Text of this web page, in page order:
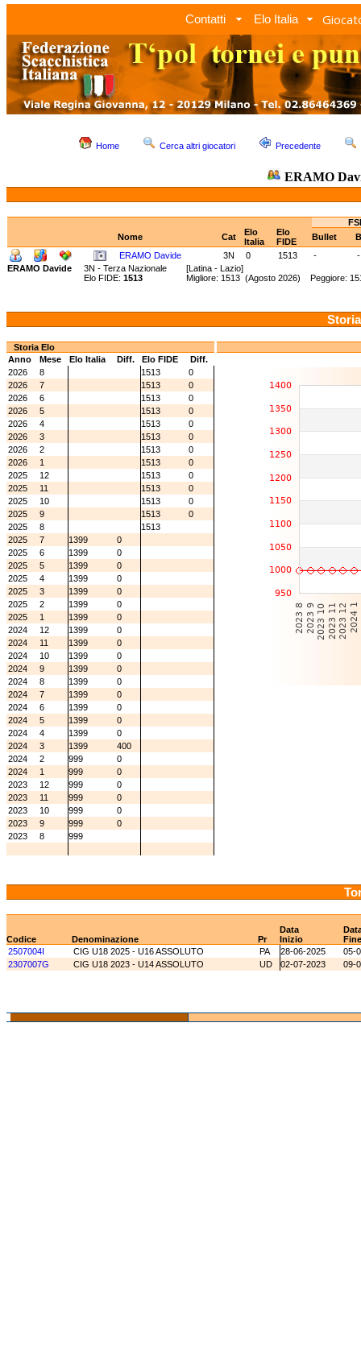
Contatti Elo Italia
Home Cerca altri giocatori Precedente
ERAMO
Nome
Cat
Elo
Italia
Elo
FIDE
Bullet
ERAMO Davide
3N 0 1513 -
-
ERAMO Davide
3N - Terza Nazionale [Latina - Lazio]
Elo FIDE: 1513 Migliore: 1513 (Agosto 2026) Peggiore:
Storia Elo
Anno
Mese Elo Italia Diff. Elo FIDE
Diff.
2026
8 1513
0
2026
7 1513
0
2026
6 1513
0
2026
5 1513
0
2026
4 1513
0
2026
3 1513
0
2026
2 1513
0
2026
1 1513
0
2025
12 1513
0
2025
11 1513
0
2025
10 1513
0
2025
9 1513
0
2025
8
1513
2025
7 1399
0
2025
6 1399
0
2025
5 1399
0
2025
4 1399
0
2025
3 1399
0
2025
2 1399
0
2025
1 1399
0
2024
12 1399
0
2024
11 1399
0
2024
10 1399
0
2024
9 1399
0
2024
8 1399
0
2024
7 1399
0
2024
6 1399
0
2024
5 1399
0
2024
4 1399
0
2024
3 1399
400
2024
2 999
0
2024
1 999
0
2023
12 999
0
2023
11 999
0
2023
10 999
0
2023
9 999
0
2023
8 999
Data
Codice
Denominazione Pr Inizio
Fine
2507004I
CIG U18 2025 - U16 ASSOLUTO PA 28-06-2025
05-
2307007G
CIG U18 2023 - U14 ASSOLUTO UD 02-07-2023 09-